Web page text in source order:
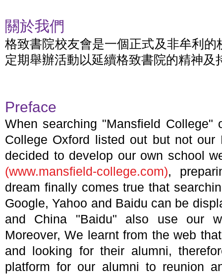
關於我們
格致書院校友會是一個正式及非牟利
定期舉辦活動以延續格致書院的精神及
Preface
When searching "Mansfield
College Oxford listed out but not our
decided to develop our own school
(www.mansfield-college.com),
dream finally comes true that
Google, Yahoo and Baidu can be
and China "Baidu" also use our
Moreover, We learnt from the web
and looking for their alumni,
platform for our alumni to reunion